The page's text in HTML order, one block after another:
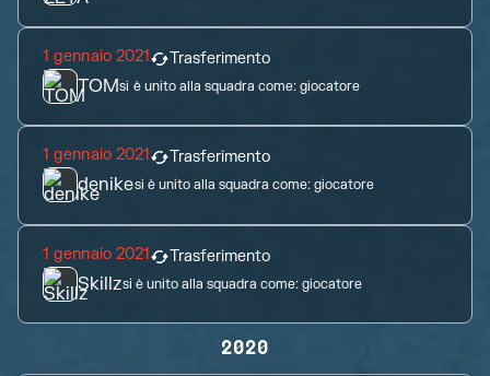
1 gennaio 2021 Trasferimento
TOMsi è unito alla squadra come:giocatore
1 gennaio 2021 Trasferimento
denikesi è unito alla squadra come:giocatore
1 gennaio 2021 Trasferimento
Skillzsi è unito alla squadra come:giocatore
2020